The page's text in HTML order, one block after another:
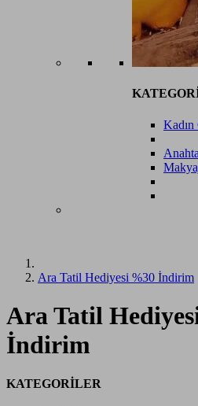
Kadın
Ara Tatil Hediyesi %30 İndirim
Ara Tatil
İndirim
KATEGORİLER